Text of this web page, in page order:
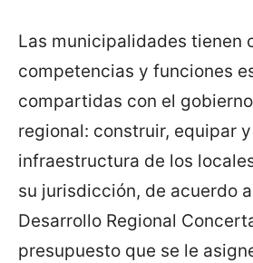
Las municipalidades tienen
competencias y funciones
compartidas con el
regional: construir, equipar
infraestructura de los
su jurisdicción, de acuerdo
Desarrollo Regional
presupuesto que se le